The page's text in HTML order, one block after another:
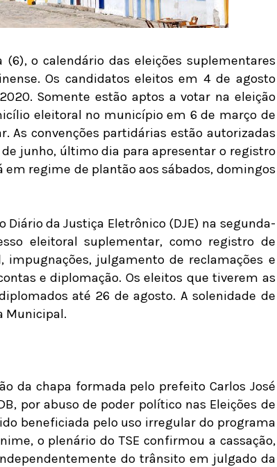
(6), o calendário das eleições suplementares
Os candidatos eleitos em 4 de agosto
Somente estão aptos a votar na eleição
eleitoral no município em 6 de março de
As convenções partidárias estão autorizadas
junho, último dia para apresentar o registro
em regime de plantão aos sábados, domingos
Diário da Justiça Eletrônico (DJE) na segunda-
eleitoral suplementar, como registro de
julgamento de reclamações e
e diplomação. Os eleitos que tiverem as
até 26 de agosto. A solenidade de
Municipal.
da chapa formada pelo prefeito Carlos José
por abuso de poder político nas Eleições de
beneficiada pelo uso irregular do programa
o plenário do TSE confirmou a cassação,
do trânsito em julgado da